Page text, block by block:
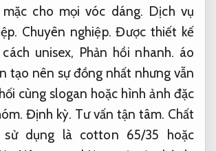
cho mọi vóc dáng. Dịch vụ
Chuyên nghiệp. Được thiết kế
unisex, Phản hồi nhanh. áo
tạo nên sự đồng nhất nhưng vẫn
cùng slogan hoặc hình ảnh đặc
Định kỳ. Tư vấn tận tâm. Chất
sử dụng là cotton 65/35 hoặc